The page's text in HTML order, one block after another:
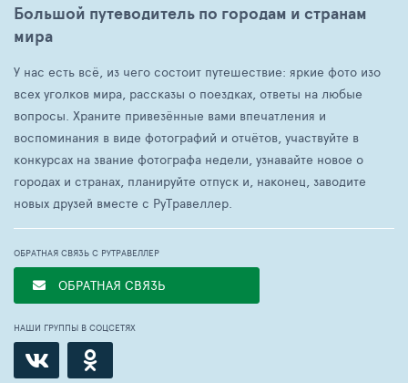
Большой путеводитель по городам и странам
мира
У нас есть всё, из чего состоит путешествие: яркие фото изо
всех уголков мира, рассказы о поездках, ответы на любые
вопросы. Храните привезённые вами впечатления и
воспоминания в виде фотографий и отчётов, участвуйте в
конкурсах на звание фотографа недели, узнавайте новое о
городах и странах, планируйте отпуск и, наконец, заводите
новых друзей вместе с РуТравеллер.
ОБРАТНАЯ СВЯЗЬ С РУТРАВЕЛЛЕР
ОБРАТНАЯ СВЯЗЬ
НАШИ ГРУППЫ В СОЦСЕТЯХ